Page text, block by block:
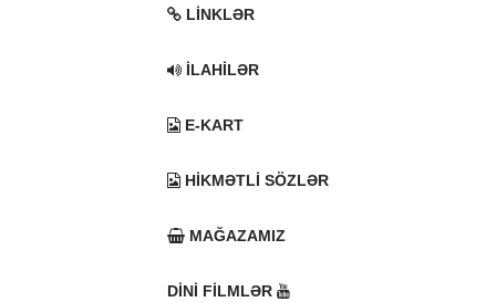
LINKLƏR
İLAHILƏR
E-KART
HIKMƏTLI SÖZLƏR
MAĞAZAMIZ
DINI FILMLƏR